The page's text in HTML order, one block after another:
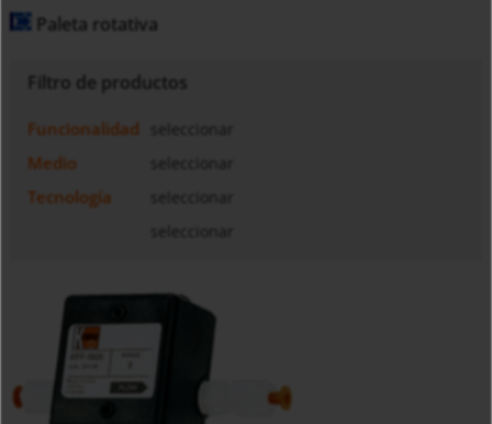
Paleta rotativa
Filtro de productos
Funcionalidad
Medio
Tecnología